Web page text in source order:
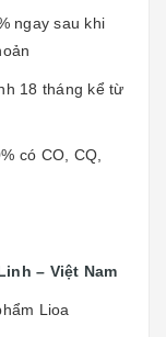
ngay sau khi
18 tháng kể từ
có CO, CQ,
– Việt Nam
Lioa